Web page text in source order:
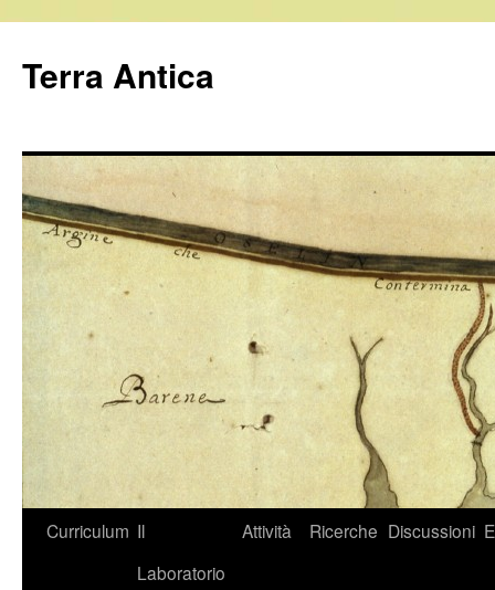
contenuto
Terra Antica
Curriculum Il
Laboratorio
Attività Ricerche Discussioni